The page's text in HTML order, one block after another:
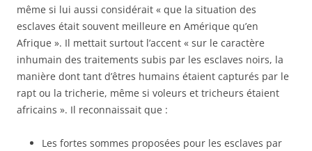
même si lui aussi considérait « que la situation des
esclaves était souvent meilleure en Amérique qu’en
Afrique ». Il mettait surtout l’accent « sur le caractère
inhumain des traitements subis par les esclaves noirs, la
manière dont tant d’êtres humains étaient capturés par le
rapt ou la tricherie, même si voleurs et tricheurs étaient
africains ». Il reconnaissait que :
Les fortes sommes proposées pour les esclaves par